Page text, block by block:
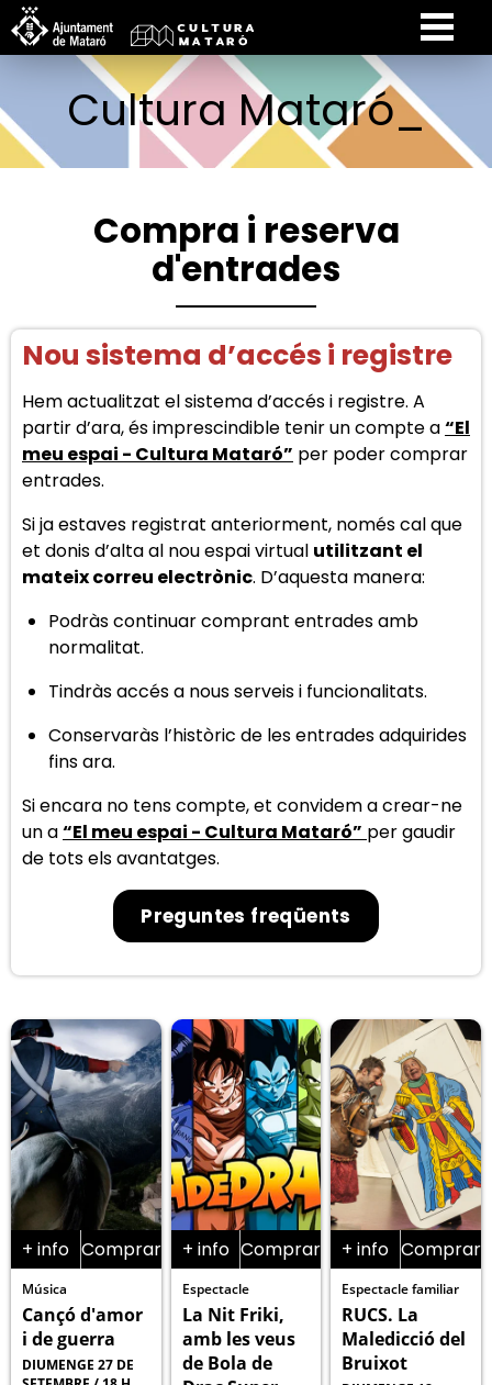
Cultura Mataró_
Compra i reserva
d'entrades
Nou sistema d’accés i registre
Hem actualitzat el sistema d’accés i registre. A
partir d’ara, és imprescindible tenir un compte a“El
meu espai - Cultura Mataró” per poder comprar
entrades.
Si ja estaves registrat anteriorment, només cal que
et donis d’alta al nou espai virtual utilitzant el
mateix correu electrònic. D’aquesta manera:
Podràs continuar comprant entrades amb
normalitat.
Tindràs accés a nous serveis i funcionalitats.
Conservaràs l’històric de les entrades adquirides
fins ara.
Si encara no tens compte, et convidem a crear-ne
un a“El meu espai - Cultura Mataró” per gaudir
de tots els avantatges.
Preguntes freqüents
+ info Comprar
Música
Cançó d'amor
i de guerra
DIUMENGE 27 DE
+ info Comprar
Espectacle
La Nit Friki,
amb les veus
de Bola de
+ info Comprar
Espectacle familiar
RUCS. La
Maledicció del
Bruixot